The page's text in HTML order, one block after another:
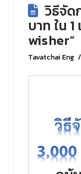
วิธีจัด
บาท ใน
wisher”
Tavatchai Eng